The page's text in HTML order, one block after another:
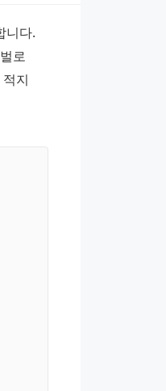
니다.
로
지